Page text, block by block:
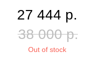
27 444 р.
38 000 р.
Out of stock